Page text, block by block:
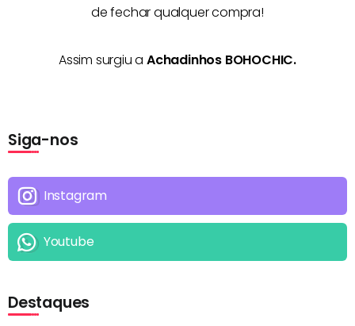
de fechar qualquer compra!
Assim surgiu a Achadinhos BOHOCHIC.
Siga-nos
Instagram
Youtube
Destaques